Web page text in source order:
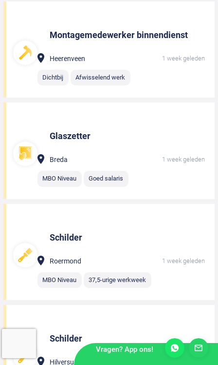
Montagemedewerker binnendienst
Heerenveen 1 week geleden
Dichtbij Afwisselend werk
Glaszetter
Breda 1 week geleden
MBO Niveau Goed salaris
Schilder
Roermond 1 week geleden
MBO Niveau 37,5-urige werkweek
Schilder
Hilversum
Vragen? App ons!